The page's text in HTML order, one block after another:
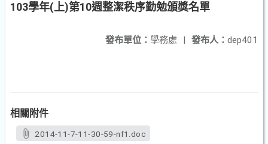
103學年(上)第10週整潔秩序勤勉頒獎名單
發布人： dep401
發布單位： 學務處 |
相關附件
2014-11-7-11-30-59-nf1.doc